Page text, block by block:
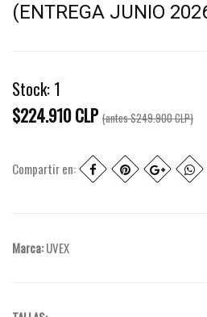
(ENTREGA JUNIO
Stock: 1
$224.910 CLP (antes$249.900 CLP)
Compartir en:
Marca:UVEX